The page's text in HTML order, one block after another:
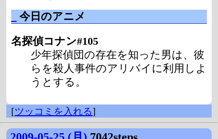
今日のアニメ
名探偵コナン#105
少年探偵団の存在を知った男は、彼
らを殺人事件のアリバイに利用しよ
うとする。
[ツッコミを入れる]